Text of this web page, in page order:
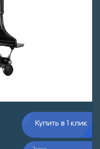
Купить в 1 клик